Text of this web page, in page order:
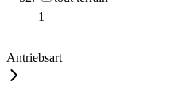
1
Antriebsart